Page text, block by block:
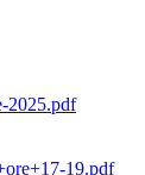
2025.pdf
19.pdf